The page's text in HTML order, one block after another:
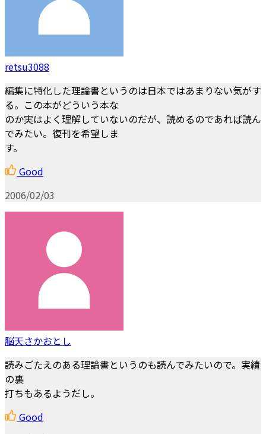
retsu3088
編集に特化した理論書というのは日本ではあまりない気がす
る。この本がどういう本な
のか実はよく理解していないのだが、読めるのであれば読ん
でみたい。復刊を希望しま
す。
Good
2006/02/03
脳天さかおとし
読みごたえのある理論書というのも読んでみたいので。実績
の裏
打ちもあるようだし。
Good